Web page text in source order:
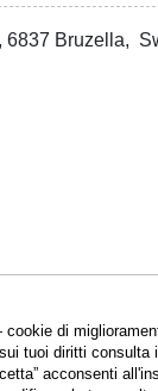
6837 Bruzella,
di
tuoi diritti consulta
acconsenti